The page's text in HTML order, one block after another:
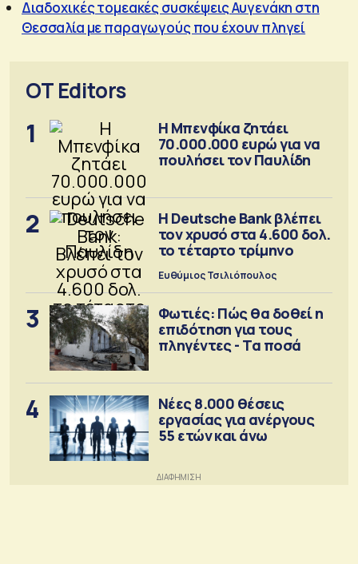
Διαδοχικές τομεακές συσκέψεις Αυγενάκη στη
Θεσσαλία με παραγωγούς που έχουν πληγεί
OT Editors
1
Η Μπενφίκα ζητάει
70.000.000 ευρώ για να
πουλήσει τον Παυλίδη
2
Η Deutsche Bank βλέπει
τον χρυσό στα 4.600 δολ.
το τέταρτο τρίμηνο
Ευθύμιος Τσιλιόπουλος
3
Φωτιές: Πώς θα δοθεί η
επιδότηση για τους
πληγέντες - Τα ποσά
4
Νέες 8.000 θέσεις
εργασίας για ανέργους
55 ετών και άνω